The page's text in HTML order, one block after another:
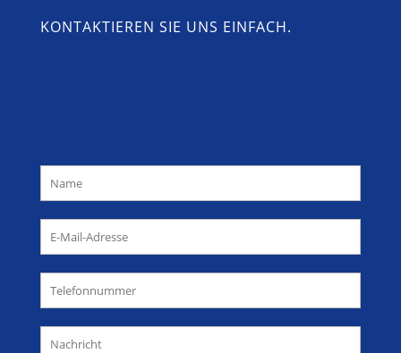
KONTAKTIEREN SIE UNS EINFACH.